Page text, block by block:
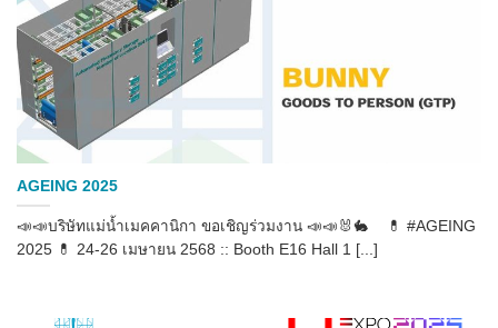
AGEING 2025
📣📣บริษัทแม่น้ำเมคคานิกา ขอเชิญร่วมงาน 📣📣🐰🐇 💊 #AGEING
2025 💊 24-26 เมษายน 2568 :: Booth E16 Hall 1 [...]